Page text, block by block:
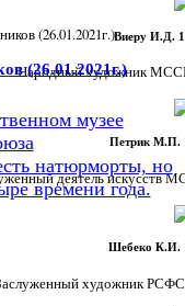
Виеру И.Д.
Народный художник
Петрик М.П.
деятель искусств
Шебеко К.И.
художник
(26.01.2021г.)
(26.01.2021г.)
музее
натюрморты, но
времени года.